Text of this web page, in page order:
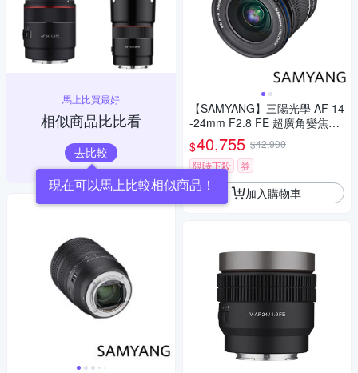
馬上比買最好
相似商品比比看
去比較
現在可以馬上比較相似商品！
【SAMYANG】三陽光學 AF 14
-24mm F2.8 FE 超廣角變焦鏡
頭 公司貨
$40,755 $42,900
限時下殺
券
加入購物車